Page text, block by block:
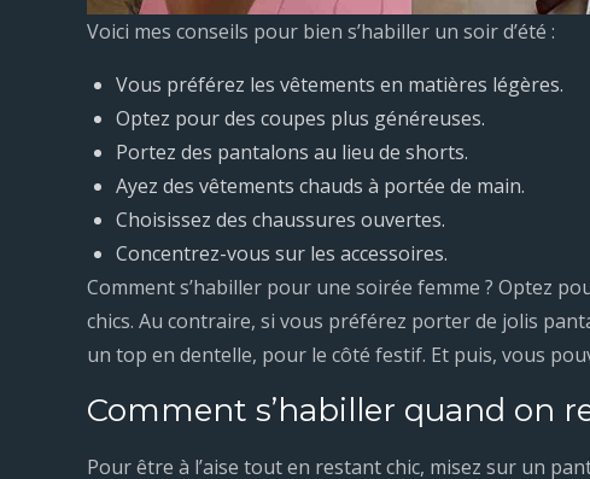
Voici mes conseils pour bien s’habiller un soir d’été :
Vous préférez les vêtements en matières légères.
Optez pour des coupes plus généreuses.
Portez des pantalons au lieu de shorts.
Ayez des vêtements chauds à portée de main.
Choisissez des chaussures ouvertes.
Concentrez-vous sur les accessoires.
Comment s’habiller pour une soirée femme ? Optez
chics. Au contraire, si vous préférez porter de jolis
un top en dentelle, pour le côté festif. Et puis, vous
Comment s’habiller quand on
Pour être à l’aise tout en restant chic, misez sur un